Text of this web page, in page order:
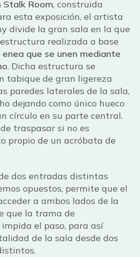
Stalk Room, construida
esta exposición, el artista
divide la gran sala en la que
realizada a base
que se unen mediante
. Dicha estructura se
tabique de gran ligereza
paredes laterales de la sala,
dejando como único hueco
círculo en su parte central.
traspasar si no es
propio de un acróbata de
dos entradas distintas
opuestos, permite que el
a ambos lados de la
que la trama de
el paso, para así
de la sala desde dos